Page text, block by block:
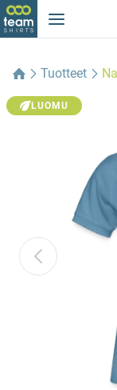
Tuotteet
LUOMU